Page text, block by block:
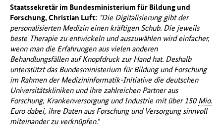
B
M
G
)
Staatssekretär im Bundesministerium für Bildung und
Forschung, Christian Luft: "Die Digitalisierung gibt der
personalisierten Medizin einen kräftigen Schub. Die jeweils
beste Therapie zu entwickeln und auszuwählen wird einfacher,
wenn man die Erfahrungen aus vielen anderen
Behandlungsfällen auf Knopfdruck zur Hand hat. Deshalb
unterstützt das Bundesministerium für Bildung und Forschung
im Rahmen der Medizininformatik-Initiative die deutschen
Universitätskliniken und ihre zahlreichen Partner aus
Forschung, Krankenversorgung und Industrie mit über 150 Mio.
Euro dabei, ihre Daten aus Forschung und Versorgung sinnvoll
miteinander zu verknüpfen."